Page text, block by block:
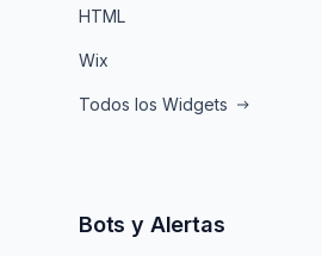
HTML
Wix
Todos los Widgets
Bots y Alertas